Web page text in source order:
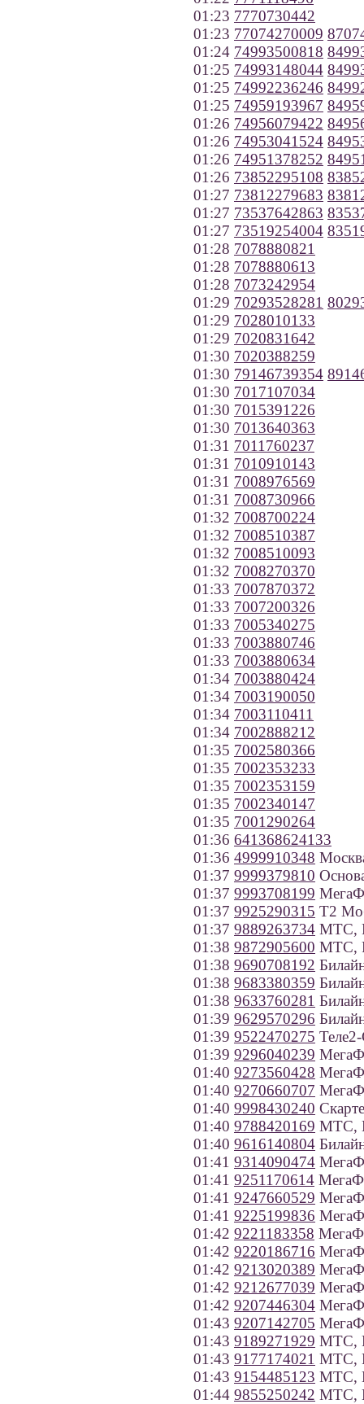
01:23 7770730442
01:23 77074270009
01:24 74993500818
01:25 74993148044
01:25 74992236246
01:25 74959193967
01:26 74956079422
01:26 74953041524
01:26 74951378252
01:26 73852295108
01:27 73812279683
01:27 73537642863
01:27 73519254004
01:28 7078880821
01:28 7078880613
01:28 7073242954
01:29 70293528281
01:29 7028010133
01:29 7020831642
01:30 7020388259
01:30 79146739354
01:30 7017107034
01:30 7015391226
01:30 7013640363
01:31 7011760237
01:31 7010910143
01:31 7008976569
01:31 7008730966
01:32 7008700224
01:32 7008510387
01:32 7008510093
01:32 7008270370
01:33 7007870372
01:33 7007200326
01:33 7005340275
01:33 7003880746
01:33 7003880634
01:34 7003880424
01:34 7003190050
01:34 7003110411
01:34 7002888212
01:35 7002580366
01:35 7002353233
01:35 7002353159
01:35 7002340147
01:35 7001290264
01:36 641368624133
01:36 4999910348
01:37 9999379810
01:37 9993708199
01:37 9925290315 Т2
01:37 9889263734 МТС,
01:38 9872905600 МТС,
01:38 9690708192
01:38 9683380359
01:38 9633760281
01:39 9629570296
01:39 9522470275
01:39 9296040239
01:40 9273560428
01:40 9270660707
01:40 9998430240
01:40 9788420169 МТС,
01:40 9616140804
01:41 9314090474
01:41 9251170614
01:41 9247660529
01:41 9225199836
01:42 9221183358
01:42 9220186716
01:42 9213020389
01:42 9212677039
01:42 9207446304
01:43 9207142705
01:43 9189271929 МТС,
01:43 9177174021 МТС,
01:43 9154485123 МТС,
01:44 9855250242 МТС,